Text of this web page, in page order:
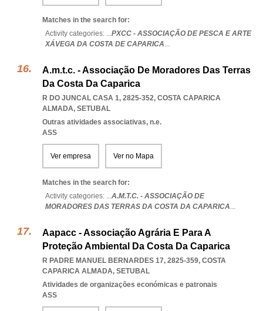
Matches in the search for:
Activity categories: ...PXCC - ASSOCIAÇÃO DE PESCA E ARTE
XÁVEGA DA COSTA DE CAPARICA...
A.m.t.c. - Associação De Moradores Das Terras
Da Costa Da Caparica
R DO JUNCAL CASA 1, 2825-352, COSTA CAPARICA
ALMADA, SETUBAL
Outras atividades associativas, n.e.
ASS
Ver empresa Ver no Mapa
Matches in the search for:
Activity categories: ...A.M.T.C. - ASSOCIAÇÃO DE
MORADORES DAS TERRAS DA COSTA DA CAPARICA...
Aapacc - Associação Agrária E Para A
Proteção Ambiental Da Costa Da Caparica
R PADRE MANUEL BERNARDES 17, 2825-359, COSTA
CAPARICA ALMADA, SETUBAL
Atividades de organizações económicas e patronais
ASS